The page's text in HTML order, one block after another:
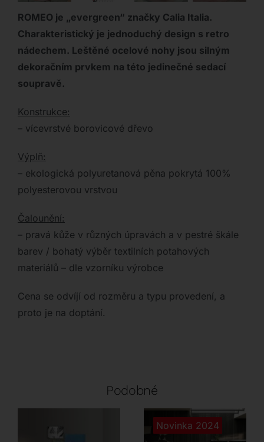
ROMEO je „evergreen“ značky Calia Italia.
Charakteristický je jednoduchý design s retro
nádechem. Leštěné ocelové nohy jsou silným
dekoračním prvkem na této jedinečné sedací
soupravě.
Konstrukce:
– vícevrstvé borovicové dřevo
Výplň:
– ekologická polyuretanová pěna pokrytá 100%
polyesterovou vrstvou
Čalounění:
– pravá kůže v různých úpravách a v pestré škále
barev / bohatý výběr textilních potahových
materiálů – dle vzorníku výrobce
Cena se odvíjí od rozměru a typu provedení, a
proto je na doptání.
Podobné
Novinka 2024